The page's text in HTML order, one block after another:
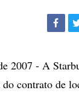
2007 - A
contrato de